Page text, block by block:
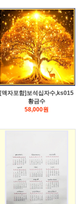
[액자포함]보석십자수,ks015
황금수
58,000원